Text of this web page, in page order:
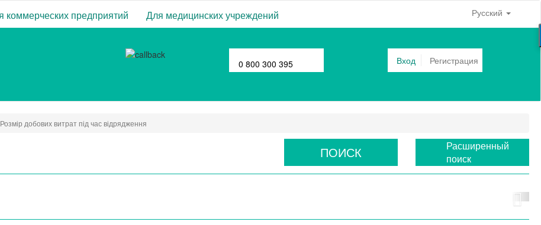
коммерческих предприятий Для медицинских учреждений Русский
0 800 300 395 Вход Регистрация
Розмір добових витрат під час відрядження
ПОИСК
Расширенный
поиск